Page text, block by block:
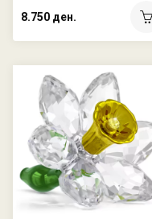
8.750 ден.